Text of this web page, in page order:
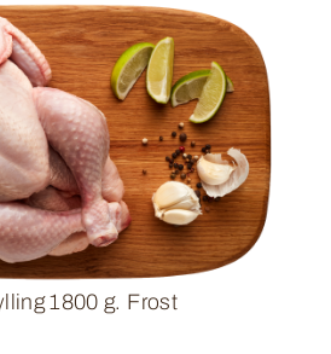
1800 g. Frost